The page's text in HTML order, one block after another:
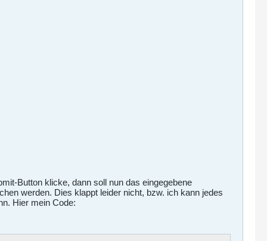
Button klicke, dann soll nun das eingegebene
werden. Dies klappt leider nicht, bzw. ich kann jedes
Hier mein Code: